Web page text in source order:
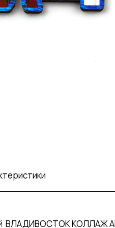
ВЛАДИВОСТОК КОЛЛАЖ